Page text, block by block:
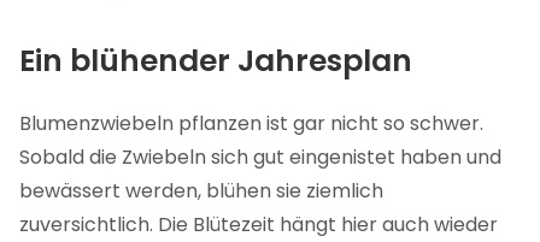
Ein blühender Jahresplan
Blumenzwiebeln pflanzen ist gar nicht so schwer.
Sobald die Zwiebeln sich gut eingenistet haben und
bewässert werden, blühen sie ziemlich
zuversichtlich. Die Blütezeit hängt hier auch wieder